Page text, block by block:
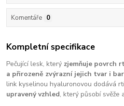
Komentáře 0
Kompletní specifikace
Pečující lesk, který zjemňuje povrch
a přirozeně zvýrazní jejich tvar i
link kyselinou hyaluronovou dodává
upravený vzhled, který působí svěže